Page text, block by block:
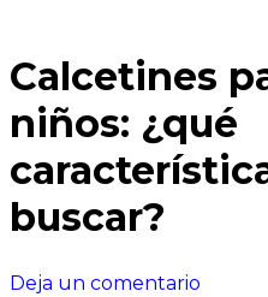
Calcetines
niños: ¿qué
buscar?
Deja un comentario